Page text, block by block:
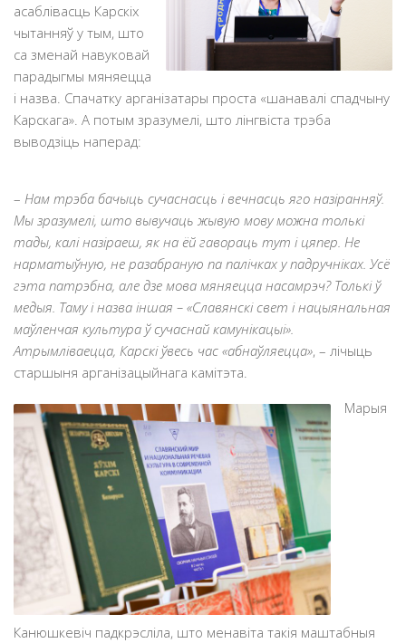
асаблівасць Карскіх
чытанняў у тым, што
са зменай навуковай
парадыгмы мяняецца
і назва. Спачатку арганізатары проста «шанавалі спадчыну
Карскага». А потым зразумелі, што лінгвіста трэба
выводзіць наперад:
– Нам трэба бачыць сучаснасць і вечнасць яго назіранняў.
Мы зразумелі, што вывучаць жывую мову можна толькі
тады, калі назіраеш, як на ёй гавораць тут і цяпер. Не
нарматыўную, не разабраную па палічках у падручніках. Усё
гэта патрэбна, але дзе мова мяняецца насамрэч? Толькі ў
медыя. Таму і назва іншая – «Славянскі свет і нацыянальная
маўленчая культура ў сучаснай камунікацыі».
Атрымліваецца, Карскі ўвесь час «абнаўляецца», – лічыць
старшыня арганізацыйнага камітэта.
Марыя
Канюшкевіч падкрэсліла, што менавіта такія маштабныя